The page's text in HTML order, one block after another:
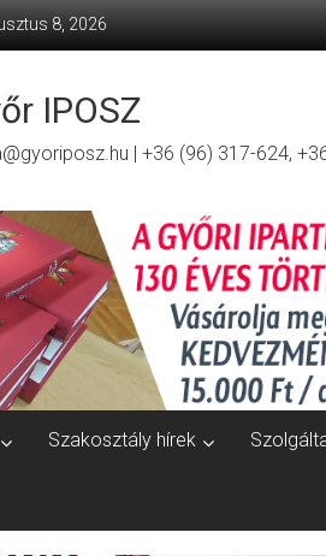
8, 2026
IPOSZ
| +36 (96) 317-624,
Szakosztály hírek